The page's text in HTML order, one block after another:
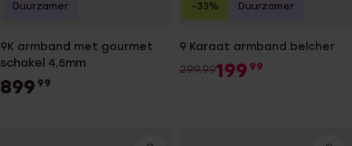
9K armband met gourmet
schakel 4,5mm
899 99
Duurzamer
9 Karaat armband belcher
299.99199 99
-33% Duurzamer